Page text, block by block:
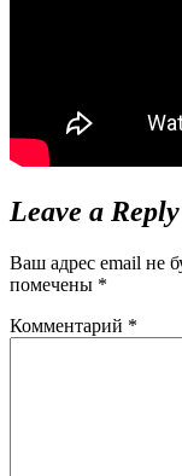
Leave a Reply
Ваш адрес email не
помечены *
Комментарий *